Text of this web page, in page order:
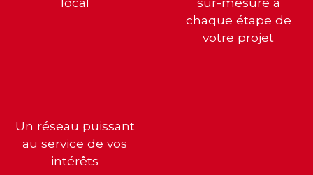
chaque étape de
votre projet
Un réseau puissant
au service de vos
intérêts